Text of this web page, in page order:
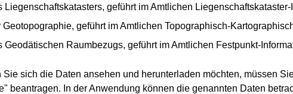
Liegenschaftskatasters, geführt im Amtlichen
Geotopographie, geführt im Amtlichen Topographisch-
Geodätischen Raumbezugs, geführt im Amtlichen Festpunkt-
Sie sich die Daten ansehen und herunterladen möchten, müssen
beantragen. In der Anwendung können die genannten Daten